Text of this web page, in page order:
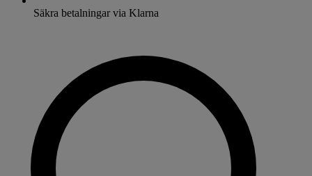
Säkra betalningar via Klarna